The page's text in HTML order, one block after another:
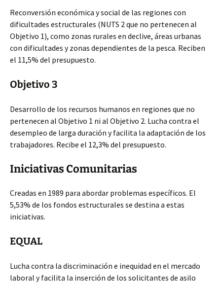
Reconversión económica y social de las regiones con
dificultades estructurales (NUTS 2 que no pertenecen al
Objetivo 1), como zonas rurales en declive, áreas urbanas
con dificultades y zonas dependientes de la pesca. Reciben
el 11,5% del presupuesto.
Objetivo 3
Desarrollo de los recursos humanos en regiones que no
pertenecen al Objetivo 1 ni al Objetivo 2. Lucha contra el
desempleo de larga duración y facilita la adaptación de los
trabajadores. Recibe el 12,3% del presupuesto.
Iniciativas Comunitarias
Creadas en 1989 para abordar problemas específicos. El
5,53% de los fondos estructurales se destina a estas
iniciativas.
EQUAL
Lucha contra la discriminación e inequidad en el mercado
laboral y facilita la inserción de los solicitantes de asilo